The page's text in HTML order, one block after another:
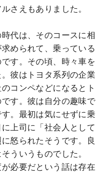
さえもありました。
代は、そのコースに相
められて、乗っている
す。その頃、時々車を
彼はトヨタ系列の企業
コンペなどになるとト
す。彼は自分の趣味で
。最初は気にせずに乗
上司に「社会人として
怒られたそうです。良
ういうものでした。
が必要だという話は存在